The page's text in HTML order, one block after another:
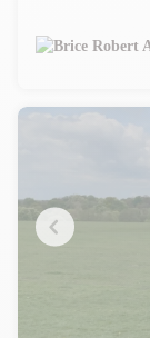
immédiate du
environnement
terrain est libre
d'envisager la
d'emprise au
activité légère
à des bureaux
transports en